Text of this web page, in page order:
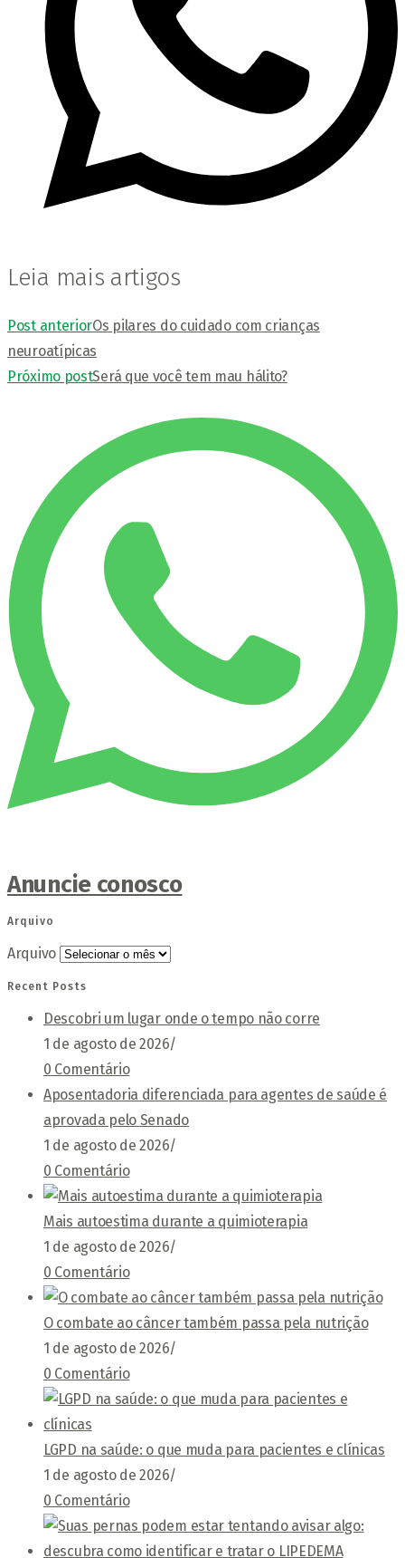
Leia mais artigos
Post anteriorOs pilares do cuidado com crianças
neuroatípicas
Próximo postSerá que você tem mau hálito?
Anuncie conosco
Arquivo
Arquivo
Recent Posts
Descobri um lugar onde o tempo não corre
1 de agosto de 2026/
0 Comentário
Aposentadoria diferenciada para agentes de saúde é
aprovada pelo Senado
1 de agosto de 2026/
0 Comentário
Mais autoestima durante a quimioterapia
1 de agosto de 2026/
0 Comentário
O combate ao câncer também passa pela nutrição
1 de agosto de 2026/
0 Comentário
LGPD na saúde: o que muda para pacientes e clínicas
1 de agosto de 2026/
0 Comentário